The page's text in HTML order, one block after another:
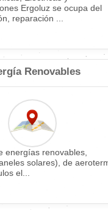
Ergoluz se ocupa del
reparación ...
Renovables
energías renovables,
solares), de
el...